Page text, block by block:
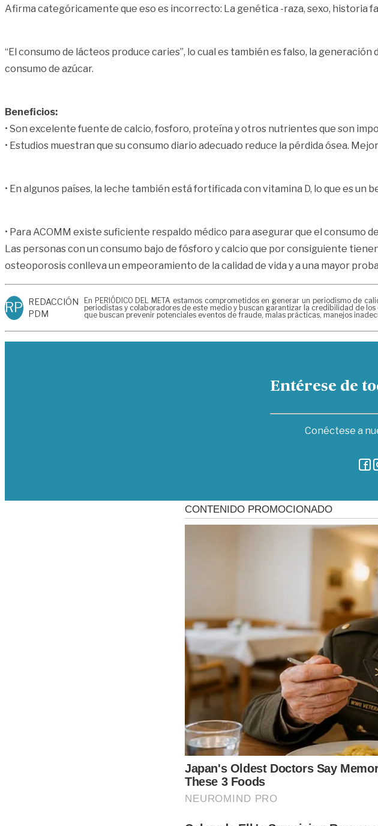
Afirma categóricamente que eso es incorrecto: La genética -raza, sexo,
“El consumo de lácteos produce caries”, lo cual es también es falso, la
consumo de azúcar.
Beneficios:
• Son excelente fuente de calcio, fosforo, proteína y otros nutrientes que son
• Estudios muestran que su consumo diario adecuado reduce la pérdida ósea.
• En algunos países, la leche también está fortificada con vitamina D, lo que es un
• Para ACOMM existe suficiente respaldo médico para asegurar que el consumo
Las personas con un consumo bajo de fósforo y calcio que por consiguiente
osteoporosis conlleva un empeoramiento de la calidad de vida y a una mayor
RP REDACCIÓN
PDM
En PERIÓDICO DEL META estamos comprometidos en generar un periodismo de
periodistas y colaboradores de este medio y buscan garantizar la credibilidad de
que buscan prevenir potenciales eventos de fraude, malas prácticas, manejos
Entérese de
Conéctese a